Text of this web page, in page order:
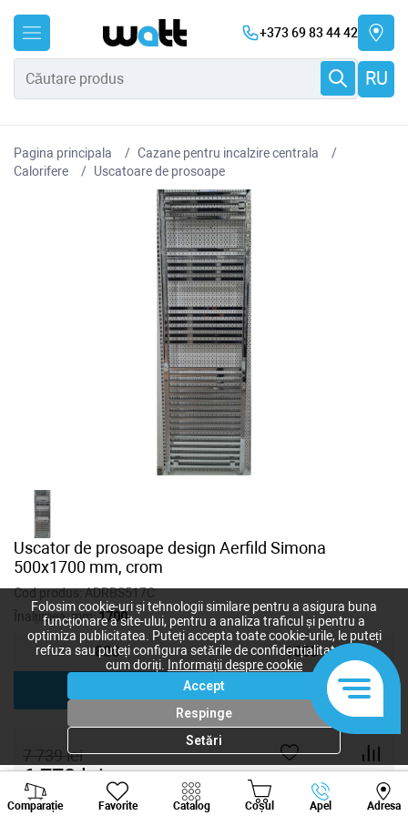
+373 69 83 44 42
RU
Pagina principala
Cazane pentru incalzire centrala
Сalorifere
Uscatoare de prosoape
Uscator de prosoape design Aerfild Simona
500x1700 mm, crom
Cod produs:ADRBS517C
Înalțimea, mm:1700
800 1000
7 739lei
6 772lei
Comparație Favorite Catalog Coșul Apel Adresa
Viber Whatsapp
Folosim cookie-uri și tehnologii similare pentru a asigura buna
funcționare a site-ului, pentru a analiza traficul și pentru a
optimiza publicitatea. Puteți accepta toate cookie-urile, le puteți
refuza sau puteți configura setările de confidențialitate după
cum doriți.
Informații despre cookie
Accept
Respinge
Setări